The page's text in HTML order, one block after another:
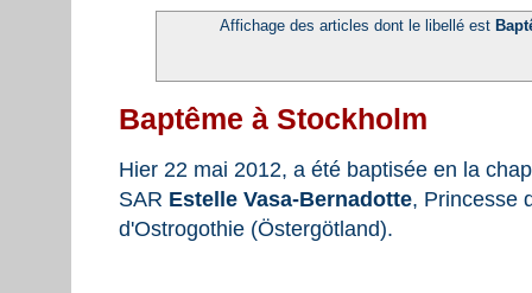
Affichage des articles dont le libellé est
Baptême à Stockholm
Hier 22 mai 2012, a été baptisée en la
SAR Estelle Vasa-Bernadotte, Princesse
d'Ostrogothie (Östergötland).